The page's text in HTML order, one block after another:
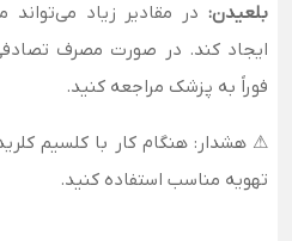
بلعیدن: در مقادیر زیاد
ایجاد کند. در صورت مصرف
فوراً به پزشک مراجعه کنید.
⚠ هشدار: هنگام کار با کلسیم
تهویه مناسب استفاده کنید.